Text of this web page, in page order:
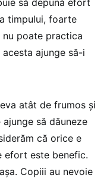
timpului, foarte
poate practica
ajunge să-i
atât de frumos şi
să dăuneze
că orice e
efort este benefic.
Copiii au nevoie